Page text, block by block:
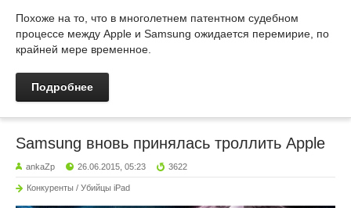
Похоже на то, что в многолетнем патентном судебном
процессе между Apple и Samsung ожидается перемирие, по
крайней мере временное.
Подробнее
Samsung вновь принялась троллить Apple
ankaZp 26.06.2015, 05:23 3622
Конкуренты / Убийцы iPad